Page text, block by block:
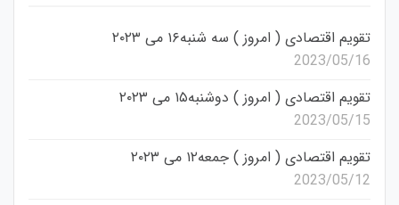
تقویم اقتصادی ( امروز ) سه شنبه۱۶ می ۲۰۲۳
2023/05/16
تقویم اقتصادی ( امروز ) دوشنبه۱۵ می ۲۰۲۳
2023/05/15
تقویم اقتصادی ( امروز ) جمعه۱۲ می ۲۰۲۳
2023/05/12